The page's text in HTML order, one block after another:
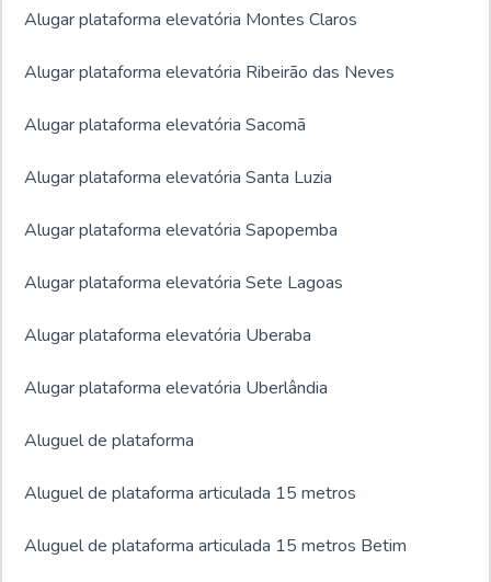
Alugar plataforma elevatória Montes Claros
Alugar plataforma elevatória Ribeirão das Neves
Alugar plataforma elevatória Sacomã
Alugar plataforma elevatória Santa Luzia
Alugar plataforma elevatória Sapopemba
Alugar plataforma elevatória Sete Lagoas
Alugar plataforma elevatória Uberaba
Alugar plataforma elevatória Uberlândia
Aluguel de plataforma
Aluguel de plataforma articulada 15 metros
Aluguel de plataforma articulada 15 metros Betim